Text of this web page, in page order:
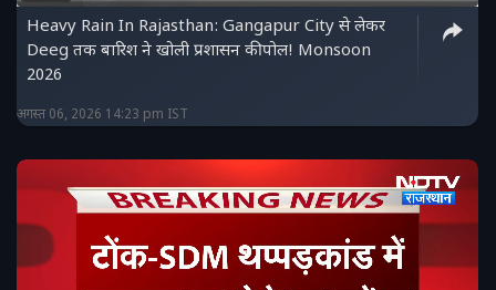
Heavy Rain In Rajasthan: Gangapur City से लेकर
Deeg तक बारिश ने खोली प्रशासन की पोल! Monsoon
2026
अगस्त 06, 2026 14:23 pm IST